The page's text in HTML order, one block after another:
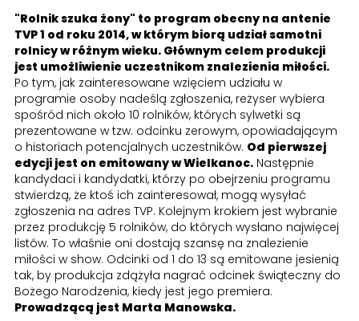
"Rolnik szuka żony" to program obecny na antenie
TVP 1 od roku 2014, w którym biorą udział samotni
rolnicy w różnym wieku. Głównym celem produkcji
jest umożliwienie uczestnikom znalezienia miłości.
Po tym, jak zainteresowane wzięciem udziału w
programie osoby nadeślą zgłoszenia, reżyser wybiera
spośród nich około 10 rolników, których sylwetki są
prezentowane w tzw. odcinku zerowym, opowiadającym
o historiach potencjalnych uczestników. Od pierwszej
edycji jest on emitowany w Wielkanoc. Następnie
kandydaci i kandydatki, którzy po obejrzeniu programu
stwierdzą, że ktoś ich zainteresował, mogą wysyłać
zgłoszenia na adres TVP. Kolejnym krokiem jest wybranie
przez produkcję 5 rolników, do których wysłano najwięcej
listów. To właśnie oni dostają szansę na znalezienie
miłości w show. Odcinki od 1 do 13 są emitowane jesienią
tak, by produkcja zdążyła nagrać odcinek świąteczny do
Bożego Narodzenia, kiedy jest jego premiera.
Prowadzącą jest Marta Manowska.